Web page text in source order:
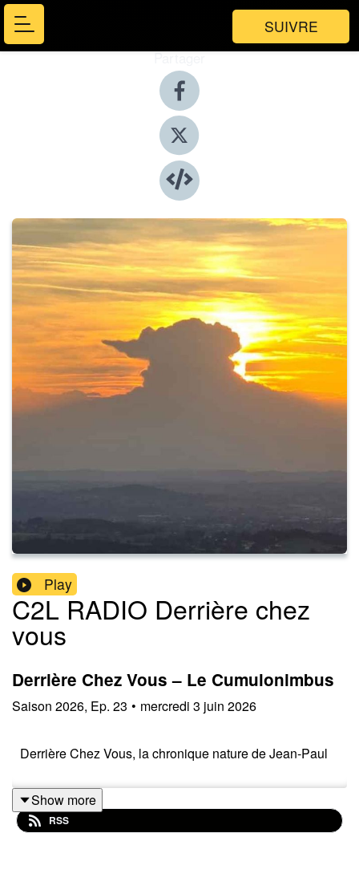
SUIVRE
Partager
Play
C2L RADIO Derrière chez
vous
Derrière Chez Vous – Le Cumulonimbus
Saison 2026, Ep. 23 • mercredi 3 juin 2026
Derrière Chez Vous, la chronique nature de Jean-Paul
Show more
RSS